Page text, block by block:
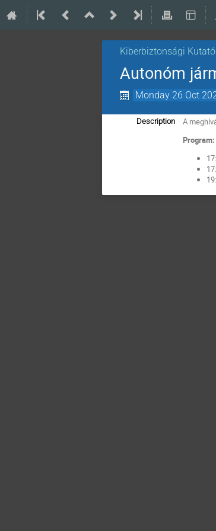
Kiberbiztonsági
Autonóm
Monday 26 Oct
Description
A
Program: